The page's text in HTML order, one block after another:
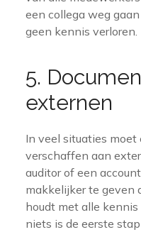
een collega weg
geen kennis verloren.
5.
externen
In veel situaties
verschaffen aan
auditor of een
makkelijker te geven
houdt met alle
niets is de eerste